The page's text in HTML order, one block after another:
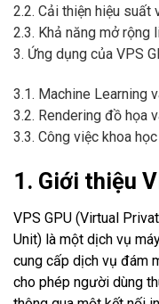
2.2. Cải thiện hiệu suất
2.3. Khả năng mở rộng
3. Ứng dụng của VPS
3.1. Machine Learning
3.2. Rendering đồ họa
3.3. Công việc khoa
1. Giới thiệu
VPS GPU (Virtual
Unit) là một dịch vụ
cung cấp dịch vụ đám
cho phép người dùng